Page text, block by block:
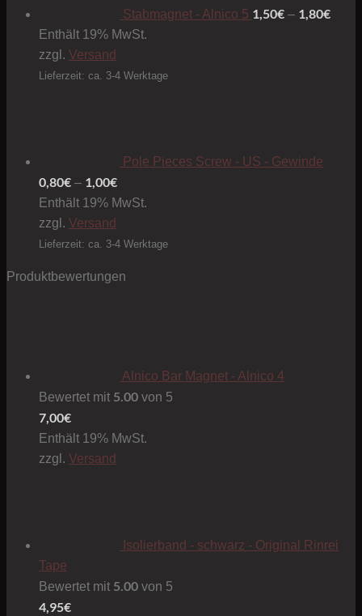
Stabmagnet - Alnico 5 1,50€ – 1,80€1,80€
Enthält 19% MwSt.
zzgl. Versand
Lieferzeit: ca. 3-4 Werktage
Pole Pieces Screw - US - Gewinde
0,80€ – 1,00€Preisspanne:
0,80€
1,00€
Enthält 19% MwSt.
zzgl. Versand
Lieferzeit: ca. 3-4 Werktage
Produktbewertungen
Alnico Bar Magnet - Alnico 4
Bewertet mit 5.00 von 5
7,00€
Enthält 19% MwSt.
zzgl. Versand
Isolierband - schwarz - Original Rinrei
Tape
Bewertet mit 5.00 von 5
4,95€